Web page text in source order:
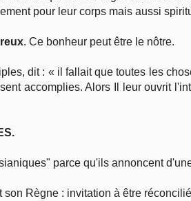
pour leur corps mais aussi
. Ce bonheur peut être le nôtre.
dit : « il fallait que toutes les
accomplies. Alors Il leur ouvrit
parce qu'ils annoncent
son Règne : invitation à être